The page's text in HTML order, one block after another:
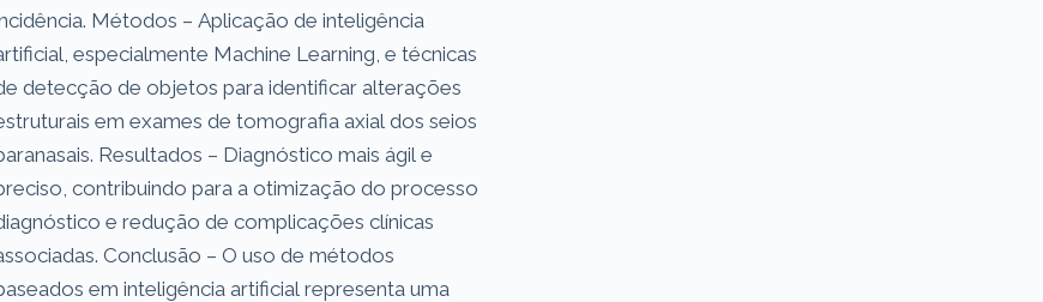
Métodos – Aplicação de inteligência
especialmente Machine Learning, e técnicas
detecção de objetos para identificar alterações
em exames de tomografia axial dos seios
Resultados – Diagnóstico mais ágil e
contribuindo para a otimização do processo
e redução de complicações clínicas
Conclusão – O uso de métodos
em inteligência artificial representa uma